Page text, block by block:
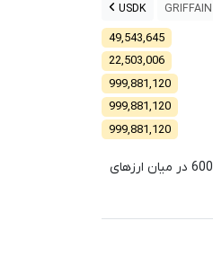
GRIFFAIN
USDK
49,543,645
22,503,006
999,881,120
999,881,120
999,881,120
600 در میان ارزهای